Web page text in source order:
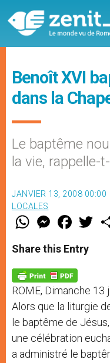
Benoît XVI
dans la
Le baptême
la vie, rappelle-t-
JANVIER 13, 2008 00:00
LOCALES
W
t
s
p
p
M
e
s
e
g
e
r
F
a
e
b
o
k
w
Share this Entry
ROME, Dimanche 13
Alors que la liturgie
le baptême de
une célébration
a administré le